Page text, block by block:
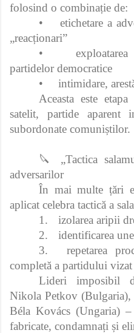
folosind o combinație de:
•
etichetare a
„reacționari”
•
partidelor democratice
•
intimidare,
Aceasta este
satelit, partide aparent
subordonate comuniștilor.
🔪 „Tactica
adversarilor
În mai multe țări
aplicat celebra tactică a
1.
izolarea aripii
2.
identificarea
3.
repetarea
completă a partidului vizat
Lideri imposibil
Nikola Petkov
Béla Kovács (Ungaria)
fabricate, condamnați și